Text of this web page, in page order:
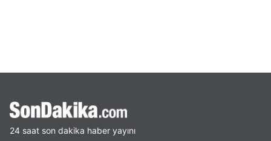
24 saat son dakika haber yayını